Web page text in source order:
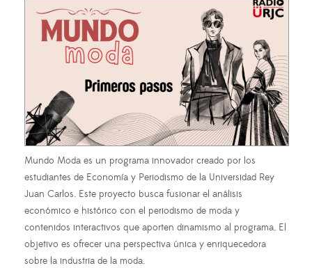
Mundo Moda es un programa innovador creado por los
estudiantes de Economía y Periodismo de la Universidad Rey
Juan Carlos. Este proyecto busca fusionar el análisis
económico e histórico con el periodismo de moda y
contenidos interactivos que aporten dinamismo al programa. El
objetivo es ofrecer una perspectiva única y enriquecedora
sobre la industria de la moda.